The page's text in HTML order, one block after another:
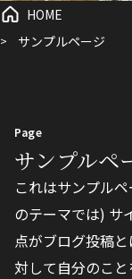
HOME
サンプルページ
Page
サンプルペ
これはサンプル
のテーマでは) サ
点がブログ投稿
対して自分のこ